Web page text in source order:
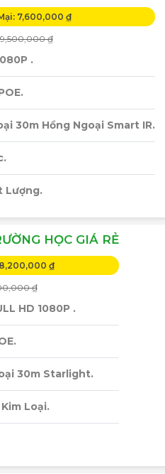
7,600,000 ₫
₫
.
30m Hồng Ngoại Smart IR.
Lượng.
HỌC GIÁ RẺ
₫
₫
HD 1080P .
30m Starlight.
Loại.